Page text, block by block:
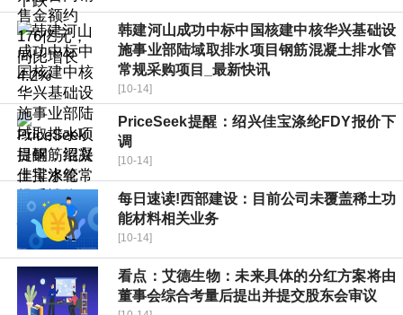
韩建河山成功中标中国核建中核华兴基础设
施事业部陆域取排水项目钢筋混凝土排水管
常规采购项目_最新快讯
[10-14]
PriceSeek提醒：绍兴佳宝涤纶FDY报价下
调
[10-14]
每日速读!西部建设：目前公司未覆盖稀土功
能材料相关业务
[10-14]
看点：艾德生物：未来具体的分红方案将由
董事会综合考量后提出并提交股东会审议